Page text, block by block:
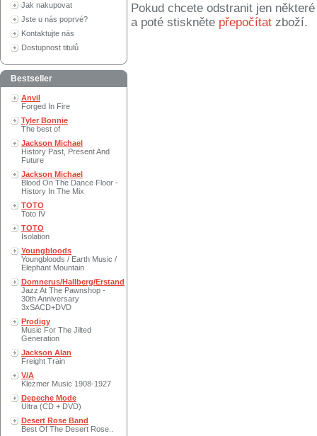
Jak nakupovat
Jste u nás poprvé?
Kontaktujte nás
Dostupnost titulů
Bestseller
Anvil
Forged In Fire
Tyler Bonnie
The best of
Jackson Michael
History Past, Present And
Future
Jackson Michael
Blood On The Dance Floor -
History In The Mix
TOTO
Toto IV
TOTO
Isolation
Youngbloods
Youngbloods / Earth Music /
Elephant Mountain
Domnerus/Hallberg/Erstand
Jazz At The Pawnshop -
30th Anniversary
3xSACD+DVD
Prodigy
Music For The Jilted
Generation
Jackson Alan
Freight Train
V/A
Klezmer Music 1908-1927
Depeche Mode
Ultra (CD + DVD)
Desert Rose Band
Best Of The Desert Rose..
Pokud chcete odstranit jen
a poté stiskněte přepočítat zboží.